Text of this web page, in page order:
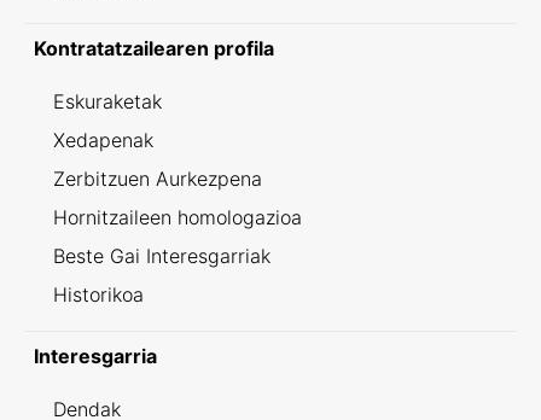
Kontratatzailearen profila
Eskuraketak
Xedapenak
Zerbitzuen Aurkezpena
Hornitzaileen homologazioa
Beste Gai Interesgarriak
Historikoa
Interesgarria
Dendak